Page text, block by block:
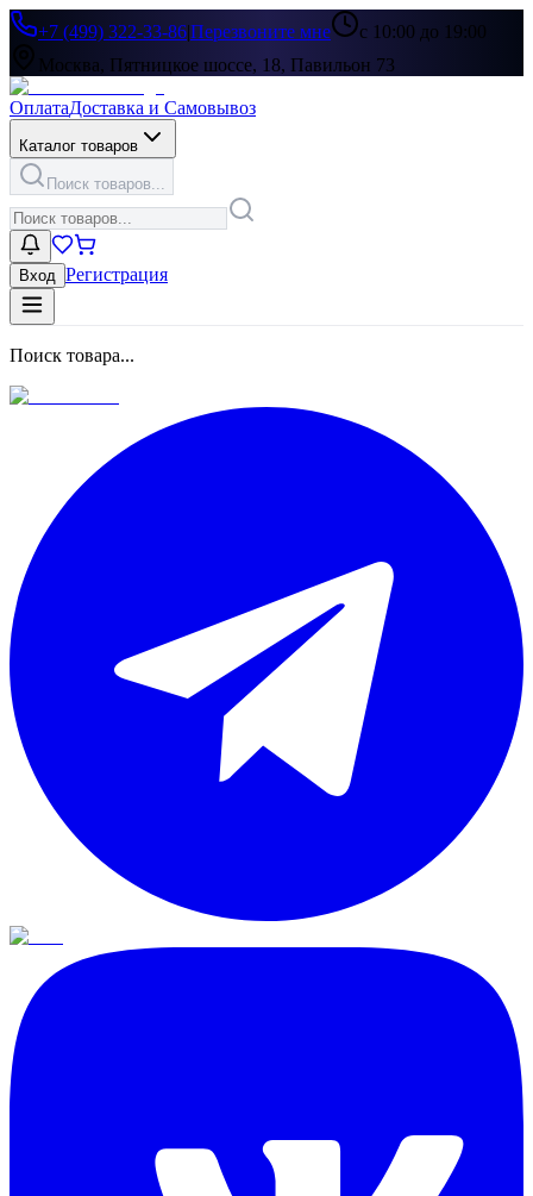
+7 (499) 322-33-86|Перезвоните мне
с 10:00 до 19:00
Москва, Пятницкое шоссе, 18, Павильон 73
ОплатаДоставка и Самовывоз
Каталог товаров
Поиск товаров...
Вход Регистрация
Поиск товара...